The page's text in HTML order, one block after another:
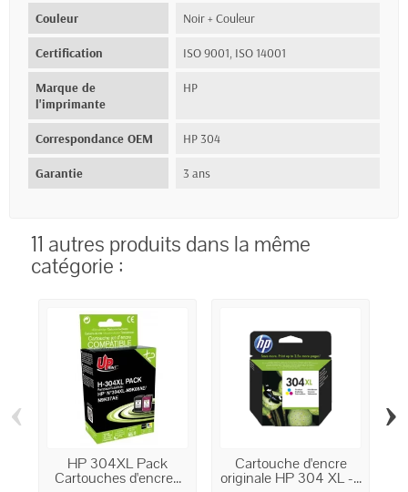
Couleur Noir + Couleur
Certification ISO 9001, ISO 14001
Marque de
l'imprimante
HP
Correspondance OEM HP 304
Garantie 3 ans
11 autres produits dans la même
catégorie :
HP 304XL Pack
Cartouches d'encre...
Cartouche d'encre
originale HP 304 XL -...
‹ ›